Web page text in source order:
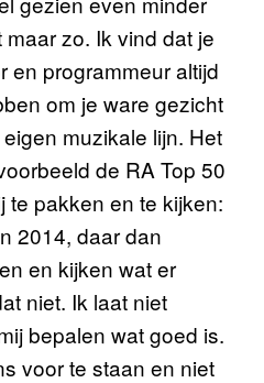
zo. Ik vind dat je
en programmeur altijd
om je ware gezicht
muzikale lijn. Het
de RA Top 50
te pakken en te kijken:
2014, daar dan
en kijken wat er
niet. Ik laat niet
bepalen wat goed is.
voor te staan en niet